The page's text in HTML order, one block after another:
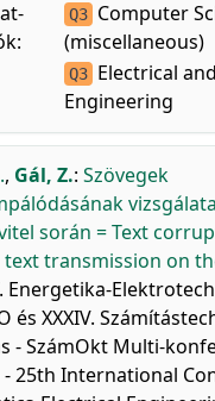
Q3 Computer
(miscellaneous)
Q3 Electrical
Engineering
, Gál, Z.: Szövegek
során = Text
transmission on
Energetika-
és XXXIV.
- SzámOkt Multi-
- 25th International